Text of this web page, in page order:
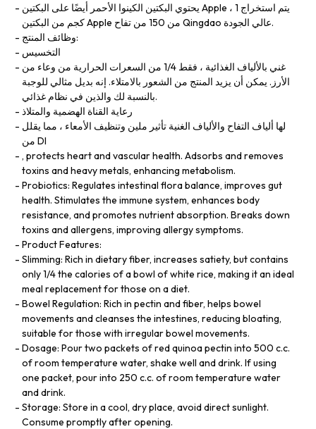
يحتوي البكتين الكينوا الأحمر أيضًا على البكتين Apple ، يتم استخراج 1
كجم من البكتين Apple من 150 من تفاح Qingdao عالي الجودة.
وظائف المنتج:
التخسيس
غني بالألياف الغذائية ، فقط 1/4 من السعرات الحرارية من وعاء من
الأرز. يمكن أن يزيد المنتج من الشعور بالامتلاء. إنه بديل مثالي للوجبة
بالنسبة لك والذين في نظام غذائي.
رعاية القناة الهضمية والمتلاذ
لها ألياف التفاح والألياف الغنية تأثير ملين وتنظيف الأمعاء ، مما يقلل
من DI
, protects heart and vascular health. Adsorbs and removes
toxins and heavy metals, enhancing metabolism.
Probiotics: Regulates intestinal flora balance, improves gut
health. Stimulates the immune system, enhances body
resistance, and promotes nutrient absorption. Breaks down
toxins and allergens, improving allergy symptoms.
Product Features:
Slimming: Rich in dietary fiber, increases satiety, but contains
only 1/4 the calories of a bowl of white rice, making it an ideal
meal replacement for those on a diet.
Bowel Regulation: Rich in pectin and fiber, helps bowel
movements and cleanses the intestines, reducing bloating,
suitable for those with irregular bowel movements.
Dosage: Pour two packets of red quinoa pectin into 500 c.c.
of room temperature water, shake well and drink. If using
one packet, pour into 250 c.c. of room temperature water
and drink.
Storage: Store in a cool, dry place, avoid direct sunlight.
Consume promptly after opening.